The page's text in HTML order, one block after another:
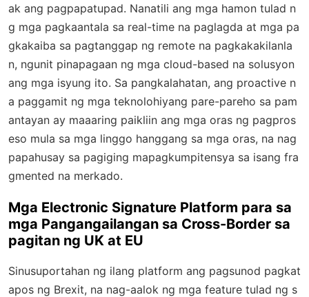
ak ang pagpapatupad. Nanatili ang mga hamon tulad n
g mga pagkaantala sa real-time na paglagda at mga pa
gkakaiba sa pagtanggap ng remote na pagkakakilanla
n, ngunit pinapagaan ng mga cloud-based na solusyon
ang mga isyung ito. Sa pangkalahatan, ang proactive n
a paggamit ng mga teknolohiyang pare-pareho sa pam
antayan ay maaaring paikliin ang mga oras ng pagpros
eso mula sa mga linggo hanggang sa mga oras, na nag
papahusay sa pagiging mapagkumpitensya sa isang fra
gmented na merkado.
Mga Electronic Signature Platform para sa
mga Pangangailangan sa Cross-Border sa
pagitan ng UK at EU
Sinusuportahan ng ilang platform ang pagsunod pagkat
apos ng Brexit, na nag-aalok ng mga feature tulad ng s